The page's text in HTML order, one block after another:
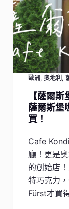
歐洲, 奧地利 ,
【薩爾
薩爾斯堡
買！
Cafe
廳！更是
的創始店
特巧克力
Fürst才買